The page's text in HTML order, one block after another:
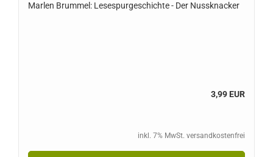
Marlen Brummel: Lesespurgeschichte - Der Nussknacker
3,99 EUR
inkl. 7% MwSt. versandkostenfrei